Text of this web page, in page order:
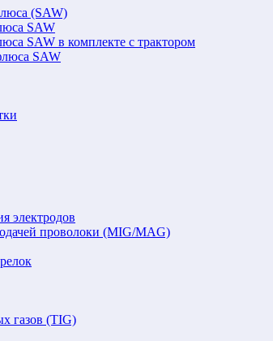
(SAW)
SAW
SAW в комплекте с трактором
SAW
электродов
проволоки (MIG/MAG)
газов (TIG)